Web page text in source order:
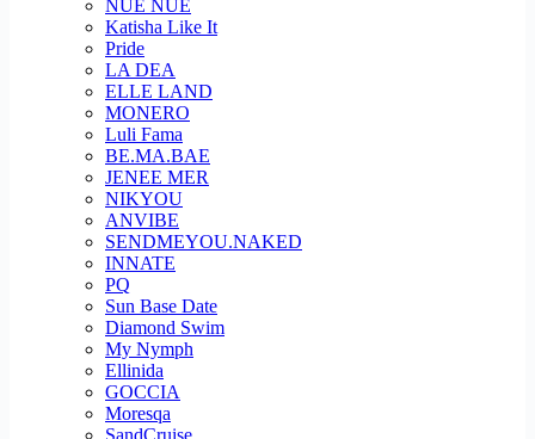
NUE NUE
Katisha Like It
Pride
LA DEA
ELLE LAND
MONERO
Luli Fama
BE.MA.BAE
JENEE MER
NIKYOU
ANVIBE
SENDMEYOU.NAKED
INNATE
PQ
Sun Base Date
Diamond Swim
My Nymph
Ellinida
GOCCIA
Moresqa
SandCruise